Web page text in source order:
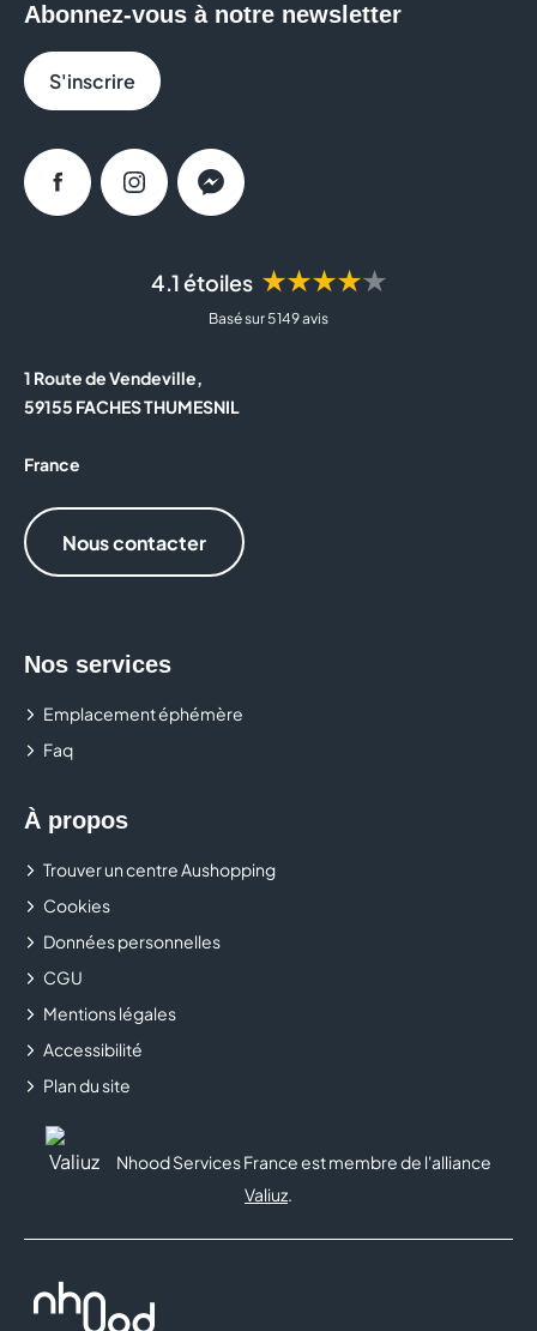
4.1 étoiles ★★★★★
Basé sur 5 149 avis
1 Route de Vendeville,
59155 FACHES THUMESNIL
France
Nous contacter
Nos services
Emplacement éphémère
Faq
À propos
Trouver un centre Aushopping
Cookies
Données personnelles
CGU
Mentions légales
Accessibilité
Plan du site
Abonnez-vous à notre newsletter
S'inscrire
FacebookInstagramMessenger
Nhood Services France est membre de l'alliance
Valiuz.